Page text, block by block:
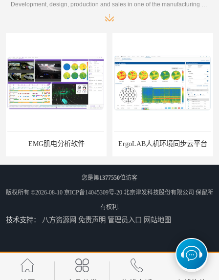
Development, design, production and sales in one of the manufacturing enterprises
EMG肌电分析软件 ErgoLAB人机环境同步云平台
OMS材料物理光学属性测量仪 ErgoSIM人体振动工效学分析系统
您是第1377550位访客
版权所有 ©2026-08-10 京ICP备14045309号-20 北京津发科技股份有限公司 保留所
有权利.
技术支持： 八方资源网 免责声明 管理员入口 网站地图